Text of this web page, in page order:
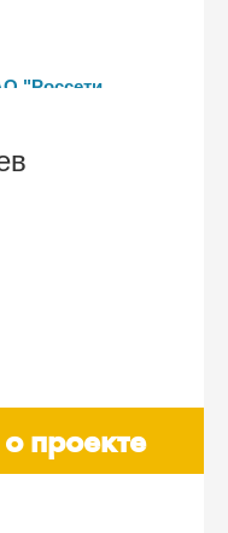
"Россети
проекте